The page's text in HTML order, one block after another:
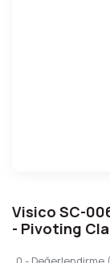
Visico SC-
- Pivoting